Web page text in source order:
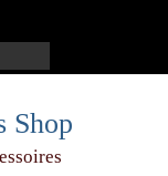
Shop